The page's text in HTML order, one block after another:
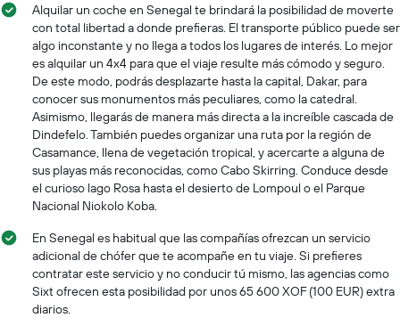
Alquilar un coche en Senegal te brindará la posibilidad de moverte
con total libertad a donde prefieras. El transporte público puede ser
algo inconstante y no llega a todos los lugares de interés. Lo mejor
es alquilar un 4x4 para que el viaje resulte más cómodo y seguro.
De este modo, podrás desplazarte hasta la capital, Dakar, para
conocer sus monumentos más peculiares, como la catedral.
Asimismo, llegarás de manera más directa a la increíble cascada de
Dindefelo. También puedes organizar una ruta por la región de
Casamance, llena de vegetación tropical, y acercarte a alguna de
sus playas más reconocidas, como Cabo Skirring. Conduce desde
el curioso lago Rosa hasta el desierto de Lompoul o el Parque
Nacional Niokolo Koba.
En Senegal es habitual que las compañías ofrezcan un servicio
adicional de chófer que te acompañe en tu viaje. Si prefieres
contratar este servicio y no conducir tú mismo, las agencias como
Sixt ofrecen esta posibilidad por unos 65 600 XOF (100 EUR) extra
diarios.